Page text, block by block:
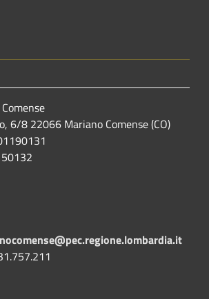
6/8 22066 Mariano Comense (CO)